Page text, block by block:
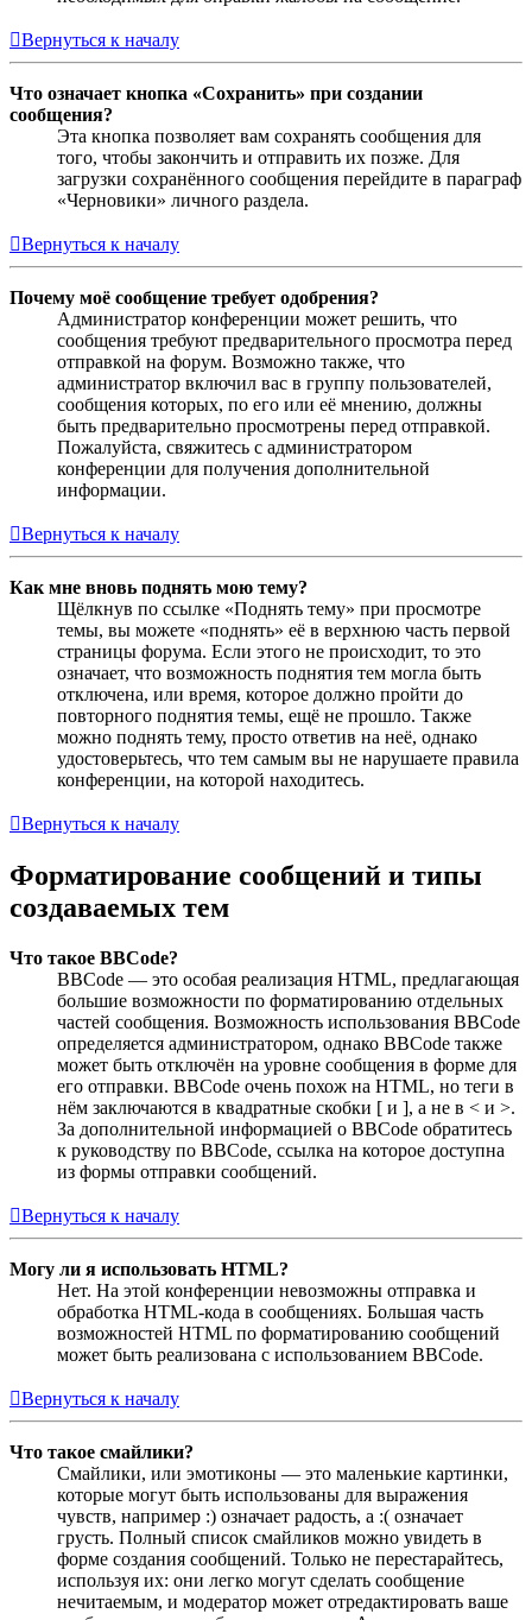
Вернуться к началу
Что означает кнопка «Сохранить» при создании
сообщения?
Эта кнопка позволяет вам сохранять сообщения для
того, чтобы закончить и отправить их позже. Для
загрузки сохранённого сообщения перейдите в параграф
«Черновики» личного раздела.
Вернуться к началу
Почему моё сообщение требует одобрения?
Администратор конференции может решить, что
сообщения требуют предварительного просмотра перед
отправкой на форум. Возможно также, что
администратор включил вас в группу пользователей,
сообщения которых, по его или её мнению, должны
быть предварительно просмотрены перед отправкой.
Пожалуйста, свяжитесь с администратором
конференции для получения дополнительной
информации.
Вернуться к началу
Как мне вновь поднять мою тему?
Щёлкнув по ссылке «Поднять тему» при просмотре
темы, вы можете «поднять» её в верхнюю часть первой
страницы форума. Если этого не происходит, то это
означает, что возможность поднятия тем могла быть
отключена, или время, которое должно пройти до
повторного поднятия темы, ещё не прошло. Также
можно поднять тему, просто ответив на неё, однако
удостоверьтесь, что тем самым вы не нарушаете правила
конференции, на которой находитесь.
Вернуться к началу
Форматирование сообщений и типы
создаваемых тем
Что такое BBCode?
BBCode — это особая реализация HTML, предлагающая
большие возможности по форматированию отдельных
частей сообщения. Возможность использования BBCode
определяется администратором, однако BBCode также
может быть отключён на уровне сообщения в форме для
его отправки. BBCode очень похож на HTML, но теги в
нём заключаются в квадратные скобки [ и ], а не в < и >.
За дополнительной информацией о BBCode обратитесь
к руководству по BBCode, ссылка на которое доступна
из формы отправки сообщений.
Вернуться к началу
Могу ли я использовать HTML?
Нет. На этой конференции невозможны отправка и
обработка HTML-кода в сообщениях. Большая часть
возможностей HTML по форматированию сообщений
может быть реализована с использованием BBCode.
Вернуться к началу
Что такое смайлики?
Смайлики, или эмотиконы — это маленькие картинки,
которые могут быть использованы для выражения
чувств, например :) означает радость, а :( означает
грусть. Полный список смайликов можно увидеть в
форме создания сообщений. Только не перестарайтесь,
используя их: они легко могут сделать сообщение
нечитаемым, и модератор может отредактировать ваше